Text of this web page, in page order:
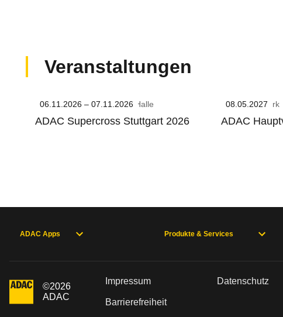
Veranstaltungen
06.11.2026 – 07.11.2026
Hanns-Martin-Schleyer-Halle
ADAC Supercross Stuttgart 2026
08.05.2027
Europa-Park
ADAC
ADAC Apps Produkte & Services
©2026
ADAC
Impressum Datenschutz
Barrierefreiheit